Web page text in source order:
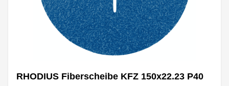
RHODIUS Fiberscheibe KFZ 150x22.23 P40